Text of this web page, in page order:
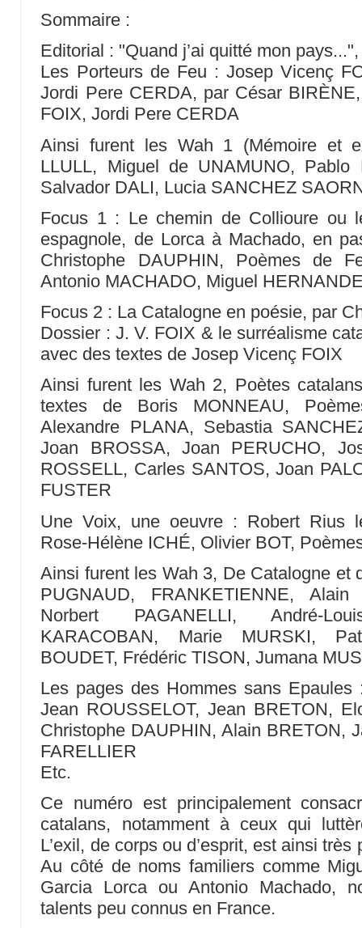
Sommaire :
Editorial : "Quand j’ai quitté mon
Les Porteurs de Feu : Josep Vicenç
Jordi Pere CERDA, par César
FOIX, Jordi Pere CERDA
Ainsi furent les Wah 1 (Mémoire et
LLULL, Miguel de UNAMUNO, Pablo
Salvador DALI, Lucia SANCHEZ
Focus 1 : Le chemin de Collioure ou
espagnole, de Lorca à Machado, en
Christophe DAUPHIN, Poèmes de
Antonio MACHADO, Miguel
Focus 2 : La Catalogne en poésie, par
Dossier : J. V. FOIX & le surréalisme
avec des textes de Josep Vicenç FOIX
Ainsi furent les Wah 2, Poètes
textes de Boris MONNEAU,
Alexandre PLANA, Sebastia
Joan BROSSA, Joan PERUCHO,
ROSSELL, Carles SANTOS, Joan
FUSTER
Une Voix, une oeuvre : Robert Rius
Rose-Hélène ICHÉ, Olivier BOT,
Ainsi furent les Wah 3, De Catalogne et
PUGNAUD, FRANKETIENNE,
Norbert PAGANELLI, André-
KARACOBAN, Marie MURSKI,
BOUDET, Frédéric TISON, Jumana
Les pages des Hommes sans Epaules
Jean ROUSSELOT, Jean BRETON,
Christophe DAUPHIN, Alain BRETON,
FARELLIER
Etc.
Ce numéro est principalement
catalans, notamment à ceux qui
L’exil, de corps ou d’esprit, est ainsi
Au côté de noms familiers comme
Garcia Lorca ou Antonio Machado,
talents peu connus en France.